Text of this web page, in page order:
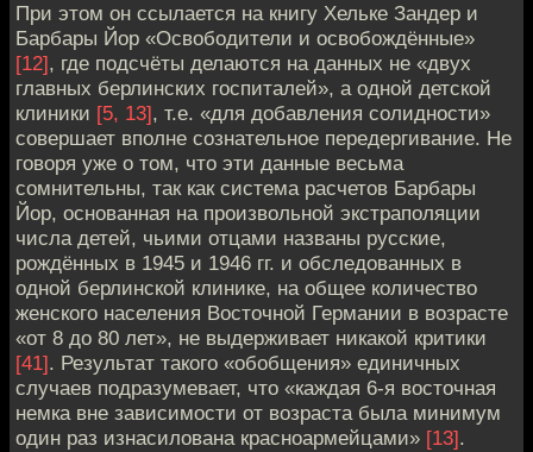
При этом он ссылается на книгу Хельке Зандер и
Барбары Йор «Освободители и освобождённые»
[12], где подсчёты делаются на данных не «двух
главных берлинских госпиталей», а одной детской
клиники [5, 13], т.е. «для добавления солидности»
совершает вполне сознательное передергивание. Не
говоря уже о том, что эти данные весьма
сомнительны, так как система расчетов Барбары
Йор, основанная на произвольной экстраполяции
числа детей, чьими отцами названы русские,
рождённых в 1945 и 1946 гг. и обследованных в
одной берлинской клинике, на общее количество
женского населения Восточной Германии в возрасте
«от 8 до 80 лет», не выдерживает никакой критики
[41]. Результат такого «обобщения» единичных
случаев подразумевает, что «каждая 6-я восточная
немка вне зависимости от возраста была минимум
один раз изнасилована красноармейцами» [13].